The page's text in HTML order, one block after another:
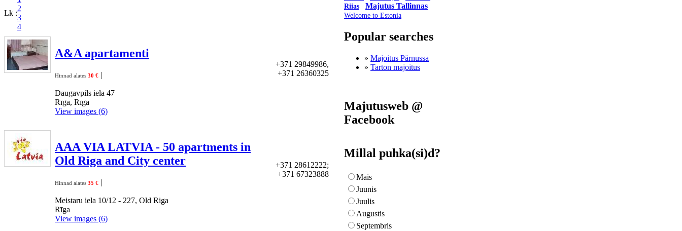
Lk :
2
3
4
A&A apartamenti
Hinnad alates 30 € |
Daugavpils iela 47
Rīga, Rīga
+371 29849986,
+371 26360325
View images (6)
AAA VIA LATVIA - 50 apartments in
Old Riga and City center
Hinnad alates 35 € |
Meistaru iela 10/12 - 227, Old Riga
Rīga
+371 28612222;
+371 67323888
View images (6)
Riias
Majutus Tallinnas
Welcome to Estonia
Popular searches
» Majoitus Pärnussa
» Tarton majoitus
Majutusweb @
Facebook
Millal puhka(si)d?
Mais
Juunis
Juulis
Augustis
Septembris